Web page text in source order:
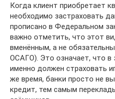
Когда клиент приобретает
необходимо застраховать
прописано в Федеральном
важно отметить, что этот
вменённым, а не
ОСАГО). Это означает, что в
именно должен страховать
же время, банки просто не
кредит, тем самым